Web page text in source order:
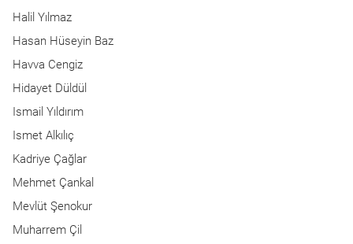
Halil Yılmaz
Hasan Hüseyin Baz
Havva Cengiz
Hidayet Düldül
Ismail Yıldırım
Ismet Alkılıç
Kadriye Çağlar
Mehmet Çankal
Mevlüt Şenokur
Muharrem Çil